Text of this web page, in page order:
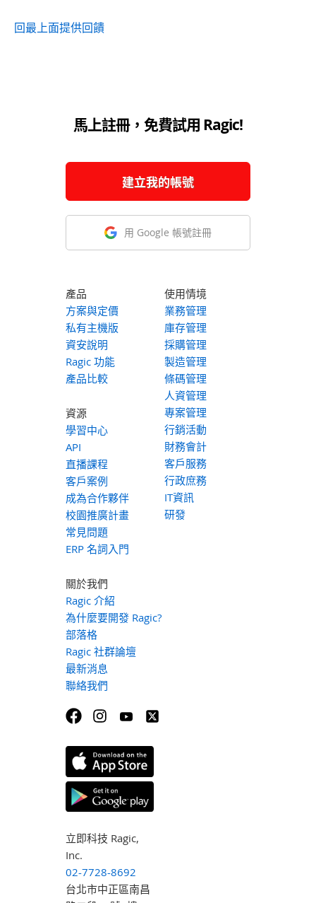
回最上面提供回饋
馬上註冊，免費試用 Ragic!
建立我的帳號
用 Google 帳號註冊
產品
方案與定價
私有主機版
資安說明
Ragic 功能
產品比較
資源
學習中心
API
直播課程
客戶案例
成為合作夥伴
校園推廣計畫
常見問題
ERP 名詞入門
使用情境
業務管理
庫存管理
採購管理
製造管理
條碼管理
人資管理
專案管理
行銷活動
財務會計
客戶服務
行政庶務
IT資訊
研發
關於我們
Ragic 介紹
為什麼要開發 Ragic?
部落格
Ragic 社群論壇
最新消息
聯絡我們
立即科技 Ragic,
Inc.
02-7728-8692
台北市中正區南昌